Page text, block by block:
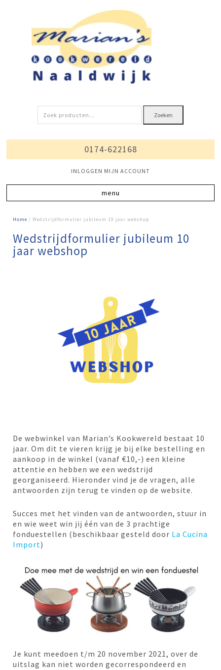
Zoeken
naar:
Zoeken
0174-622168
INLOGGEN MIJN ACCOUNT
Home / Wedstrijdformulier jubileum 10 jaar webshop
Wedstrijdformulier jubileum 10
jaar webshop
De webwinkel van Marian’s Kookwereld bestaat 10
jaar. Om dit te vieren krijg je bij elke bestelling en
aankoop in de winkel (vanaf €10,-) een kleine
attentie en hebben we een wedstrijd
georganiseerd. Hieronder vind je de vragen, alle
antwoorden zijn terug te vinden op de website.
Succes met het vinden van de antwoorden, stuur in
en wie weet win jij één van de 3 prachtige
fonduestellen (beschikbaar gesteld door La Cucina
Import)
Je kunt meedoen t/m 20 november 2021, over de
uitslag kan niet worden gecorrespondeerd en